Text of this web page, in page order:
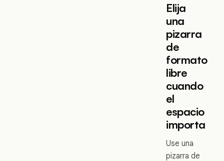
Elija
una
pizarra
de
formato
libre
cuando
el
espacio
importa
Use una
pizarra de